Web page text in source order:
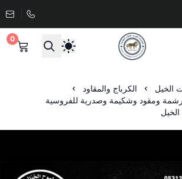
صيدلية طموح الخيال البيطرية
0
الخيل
الكرباج والمقاود
خيل 6 قطع رشمة ومقود وشكيمة وصدرية للفروسية